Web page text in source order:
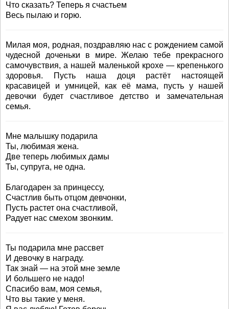
Что сказать? Теперь я счастьем
Весь пылаю и горю.
Милая моя, родная, поздравляю нас с рождением самой
чудесной доченьки в мире. Желаю тебе прекрасного
самочувствия, а нашей маленькой крохе — крепенького
здоровья. Пусть наша доця растёт настоящей
красавицей и умницей, как её мама, пусть у нашей
девочки будет счастливое детство и замечательная
семья.
Мне малышку подарила
Ты, любимая жена.
Две теперь любимых дамы
Ты, супруга, не одна.
Благодарен за принцессу,
Счастлив быть отцом девчонки,
Пусть растет она счастливой,
Радует нас смехом звонким.
Ты подарила мне рассвет
И девочку в награду.
Так знай — на этой мне земле
И большего не надо!
Спасибо вам, моя семья,
Что вы такие у меня.